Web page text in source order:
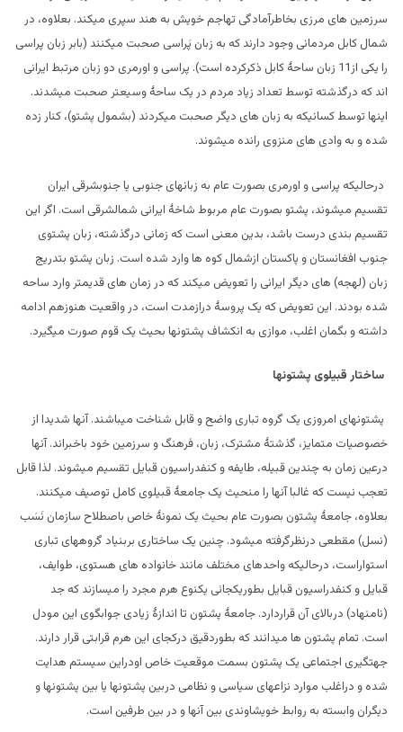
سرزمین های مرزی بخاطرآمادگی تهاجم خویش به هند سپری میکند. بعلاوه، در
شمال کابل مردمانی وجود دارند که به زبان پَراسی صحبت میکنند (بابر زبان پراسی
را یکی از11 زبان ساحۀ کابل ذکرکرده است). پراسی و اورمری دو زبان مرتبط ایرانی
اند که درگذشته توسط تعداد زیاد مردم در یک ساحۀ وسیعتر صحبت میشدند.
اینها توسط کسانیکه به زبان های دیگر صحبت میکردند (بشمول پشتو)، کنار زده
شده و به وادی های منزوی رانده میشوند.
درحالیکه پراسی و اورمری بصورت عام به زبانهای جنوبی یا جنوبشرقی ایران
تقسیم میشوند، پشتو بصورت عام مربوط شاخۀ ایرانی شمالشرقی است. اگر این
تقسیم بندی درست باشد، بدین معنی است که زمانی درگذشته، زبان پشتوی
جنوب افغانستان و پاکستان ازشمال کوه ها وارد شده است. زبان پشتو بتدریج
زبان (لهجه) های دیگر ایرانی را تعویض میکند که در زمان های قدیمتر وارد ساحه
شده بودند. این تعویض که یک پروسۀ درازمدت است، در واقعیت هنوزهم ادامه
داشته و بگمان اغلب، موازی به انکشاف پشتونها بحیث یک قوم صورت میگیرد.
ساختار قبیلوی پشتونها
پشتونهای امروزی یک گروه تباری واضح و قابل شناخت میباشند. آنها شدیدا از
خصوصیات متمایز، گذشتۀ مشترک، زبان، فرهنگ و سرزمین خود باخبراند. آنها
درعین زمان به چندین قبیله، طایفه و کنفدراسیون قبایل تقسیم میشوند. لذا قابل
تعجب نیست که غالبا آنها را منحیث یک جامعۀ قبیلوی کامل توصیف میکنند.
بعلاوه، جامعۀ پشتون بصورت عام بحیث یک نمونۀ خاص باصطلاح سازمان نَسَب
(نسل) مقطعی درنظرگرفته میشود. چنین یک ساختاری بربنیاد گروههای تباری
استواراست، درحالیکه واحدهای مختلف مانند خانواده های هستوی، طوایف،
قبایل و کنفدراسیون قبایل بطوریکجائی یکنوع هرم مجرد را میسازند که جد
(نامنهاد) دربالای آن قراردارد. جامعۀ پشتون تا اندازۀ زیادی جوابگوی این مودل
است. تمام پشتون ها میدانند که بطوردقیق درکجای این هرم قرابتی قرار دارند.
جهتگیری اجتماعی یک پشتون بسمت موقعیت خاص اودراین سیستم هدایت
شده و دراغلب موارد نزاعهای سیاسی و نظامی دربین پشتونها یا بین پشتونها و
دیگران وابسته به روابط خویشاوندی بین آنها و در بین طرفین است.